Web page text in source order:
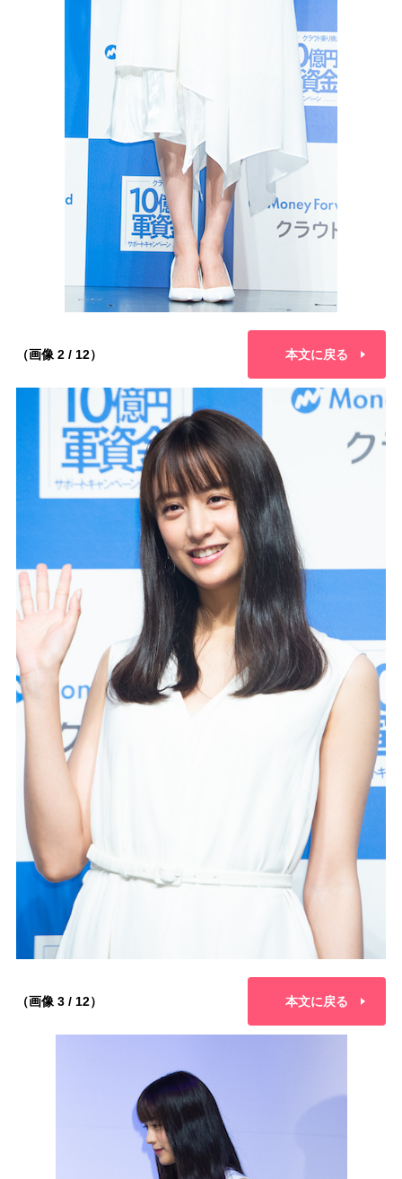
（画像 2 / 12） 本文に戻る
（画像 3 / 12） 本文に戻る